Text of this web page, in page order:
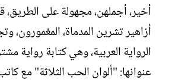
أخير، أجملهن، مجهولة على الطريق،
أزاهير تشرين المدماة، المغمورون،
الرواية العربية، وهي كتابة رواية
عنوانها: "ألوان الحب الثلاثة" مع